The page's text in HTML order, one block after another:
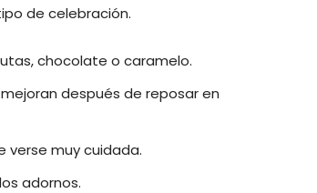
de celebración.
chocolate o caramelo.
después de reposar en
verse muy cuidada.
adornos.